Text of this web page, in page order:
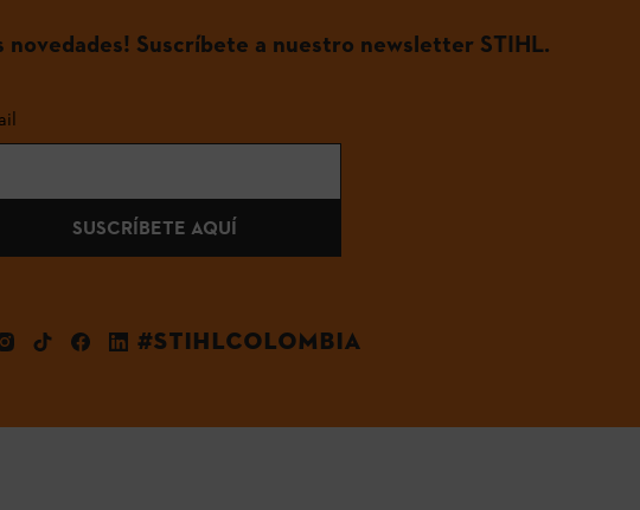
novedades! Suscríbete a nuestro newsletter STIHL.
SUSCRÍBETE AQUÍ
#STIHLCOLOMBIA